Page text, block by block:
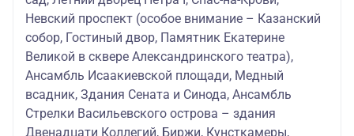
Невский проспект (особое внимание – Казанский
собор, Гостиный двор, Памятник Екатерине
Великой в сквере Александринского театра),
Ансамбль Исаакиевской площади, Медный
всадник, Здания Сената и Синода, Ансамбль
Стрелки Васильевского острова – здания
Двенадцати Коллегий, Биржи, Кунсткамеры,